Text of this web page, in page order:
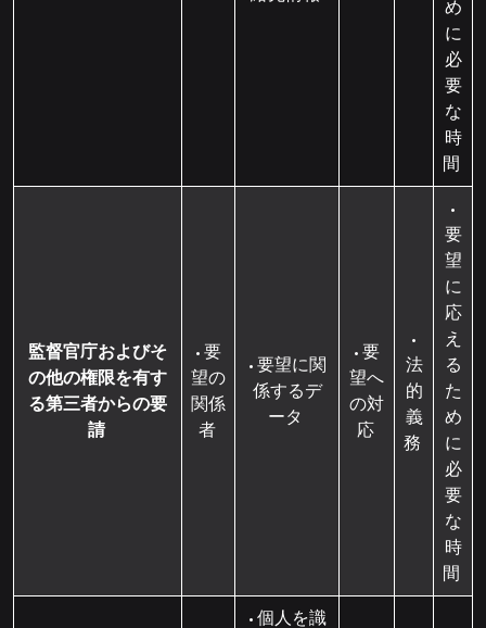
め
に
必
要
な
時
間
監督官庁およびそ
の他の権限を有す
る第三者からの要
請
• 要
望の
関係
者
• 要望に関
係するデ
ータ
• 要
望へ
の対
応
•
法
的
義
務
•
要
望
に
応
え
る
た
め
に
必
要
な
時
間
• 個人を識